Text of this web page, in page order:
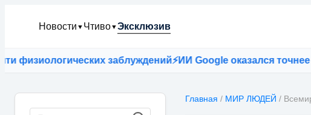
Новости ▼ Чтиво▼Эксклюзив
заблуждений⚡ИИ Google оказался точнее
Главная / МИР ЛЮДЕЙ /